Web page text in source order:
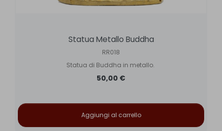
Statua Metallo Buddha
RR018
Statua di Buddha in metallo.
50,00 €
Aggiungi al carrello